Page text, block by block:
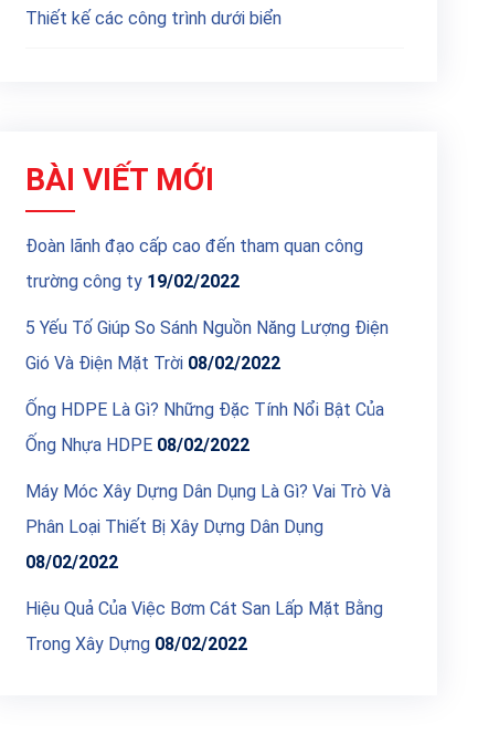
Thiết kế các công trình dưới biển
BÀI VIẾT MỚI
Đoàn lãnh đạo cấp cao đến tham quan công
trường công ty 19/02/2022
5 Yếu Tố Giúp So Sánh Nguồn Năng Lượng Điện
Gió Và Điện Mặt Trời 08/02/2022
Ống HDPE Là Gì? Những Đặc Tính Nổi Bật Của
Ống Nhựa HDPE 08/02/2022
Máy Móc Xây Dựng Dân Dụng Là Gì? Vai Trò Và
Phân Loại Thiết Bị Xây Dựng Dân Dụng
08/02/2022
Hiệu Quả Của Việc Bơm Cát San Lấp Mặt Bằng
Trong Xây Dựng 08/02/2022